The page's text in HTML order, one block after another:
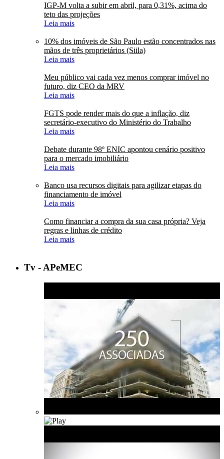
IGP-M volta a subir em abril, para 0,31%, acima do
teto das projeções
Leia mais
10% dos imóveis de São Paulo estão concentrados nas
mãos de três proprietários (Siila)
Leia mais
Meu público vai cada vez menos comprar imóvel no
futuro, diz CEO da MRV
Leia mais
FGTS pode render mais do que a inflação, diz
secretário-executivo do Ministério do Trabalho
Leia mais
Debate durante 98º ENIC apontou cenário positivo
para o mercado imobiliário
Leia mais
Banco usa recursos digitais para agilizar etapas do
financiamento de imóvel
Leia mais
Como financiar a compra da sua casa própria? Veja
regras e linhas de crédito
Leia mais
Tv - APeMEC